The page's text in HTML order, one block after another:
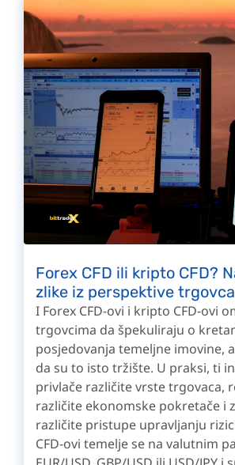
Forex CFD ili kripto CFD?
zlike iz perspektive trgovca
I Forex CFD-ovi i kripto CFD-ovi
trgovcima da špekuliraju o
posjedovanja temeljne imovine,
da su to isto tržište. U praksi, ti
privlače različite vrste trgovaca,
različite ekonomske pokretače i
različite pristupe upravljanju
CFD-ovi temelje se na valutnim